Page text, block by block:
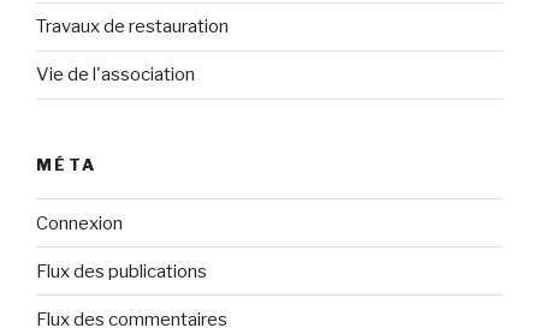
Travaux de restauration
Vie de l'association
MÉTA
Connexion
Flux des publications
Flux des commentaires